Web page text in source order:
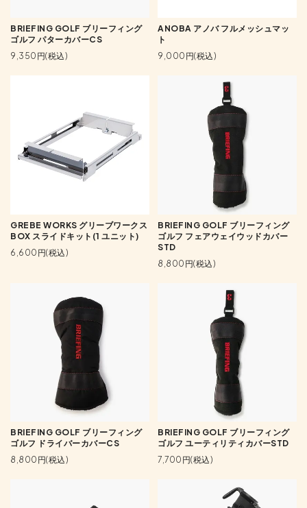
BRIEFING GOLF ブリーフィング
ゴルフ パターカバーCS
9,350円(税込)
ANOBA アノバ フルメッシュマッ
ト
9,000円(税込)
GREBE WORKS グリーブワークス
BOX スライドキット(1 ユニット)
6,600円(税込)
BRIEFING GOLF ブリーフィング
ゴルフ フェアウェイウッドカバー
STD
8,800円(税込)
BRIEFING GOLF ブリーフィング
ゴルフ ドライバーカバーCS
8,800円(税込)
BRIEFING GOLF ブリーフィング
ゴルフ ユーティリティカバーSTD
7,700円(税込)